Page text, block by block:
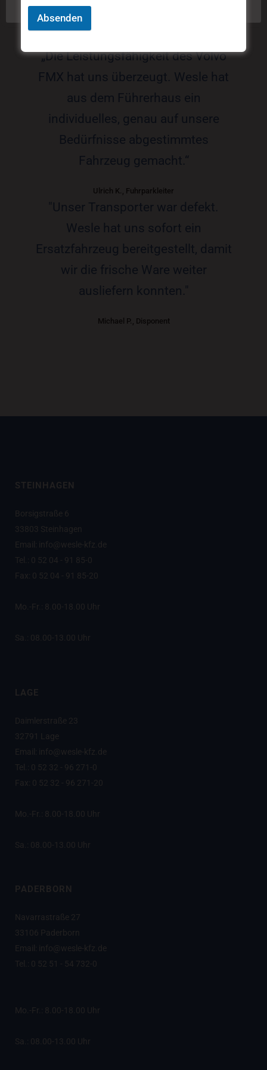
„Die Leistungsfähigkeit des Volvo
FMX hat uns überzeugt. Wesle hat
aus dem Führerhaus ein
individuelles, genau auf unsere
Bedürfnisse abgestimmtes
Fahrzeug gemacht.“
Ulrich K., Fuhrparkleiter
"Unser Transporter war defekt.
Wesle hat uns sofort ein
Ersatzfahrzeug bereitgestellt, damit
wir die frische Ware weiter
ausliefern konnten."
Michael P., Disponent
STEINHAGEN
Borsigstraße 6
33803 Steinhagen
Email: info@wesle-kfz.de
Tel.: 0 52 04 - 91 85-0
Fax: 0 52 04 - 91 85-20
Mo.-Fr.: 8.00-18.00 Uhr
Sa.: 08.00-13.00 Uhr
LAGE
Daimlerstraße 23
32791 Lage
Email: info@wesle-kfz.de
Tel.: 0 52 32 - 96 271-0
Fax: 0 52 32 - 96 271-20
Mo.-Fr.: 8.00-18.00 Uhr
Sa.: 08.00-13.00 Uhr
PADERBORN
Navarrastraße 27
33106 Paderborn
Email: info@wesle-kfz.de
Tel.: 0 52 51 - 54 732-0
Mo.-Fr.: 8.00-18.00 Uhr
Sa.: 08.00-13.00 Uhr
Absenden